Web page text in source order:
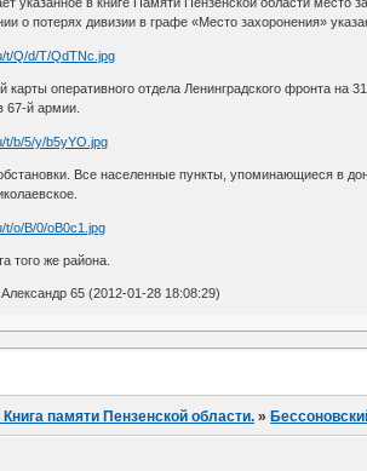
о потерях дивизии в графе «Место захоронения»
карты оперативного отдела Ленинградского фронта
67-й армии.
Все населенные пункты, упоминающиеся в
того же района.
65 (2012-01-28 18:08:29)
памяти Пензенской области. »